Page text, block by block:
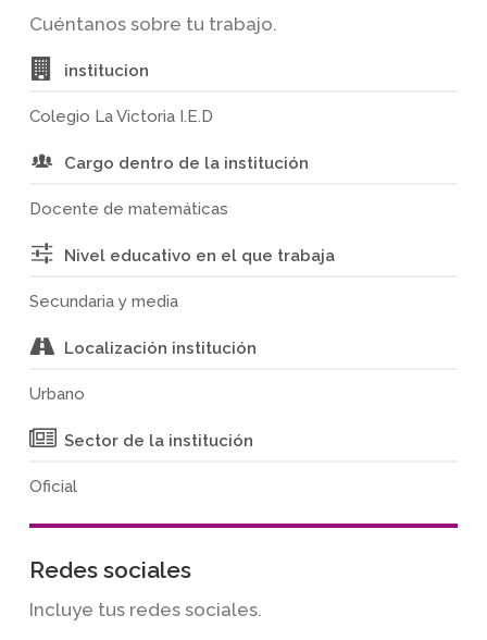
Cuéntanos sobre tu trabajo.
institucion
Colegio La Victoria I.E.D
Cargo dentro de la institución
Docente de matemáticas
Nivel educativo en el que trabaja
Secundaria y media
Localización institución
Urbano
Sector de la institución
Oficial
Redes sociales
Incluye tus redes sociales.